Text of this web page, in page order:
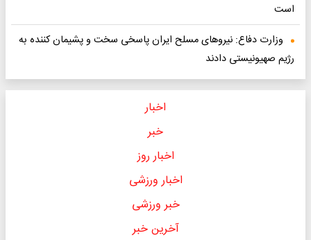
است
وزارت دفاع: نیروهای مسلح ایران پاسخی سخت و پشیمان کننده به
رژیم صهیونیستی دادند
اخبار
خبر
اخبار روز
اخبار ورزشی
خبر ورزشی
آخرین خبر